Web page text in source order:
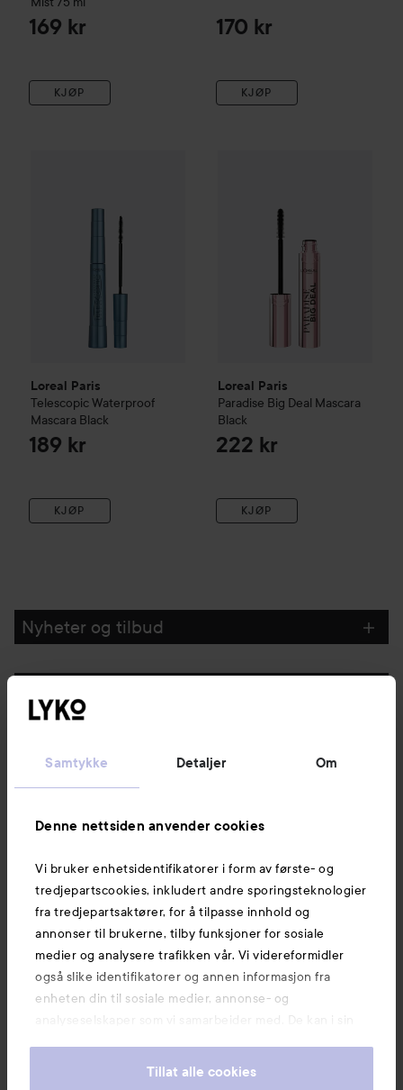
Samtykke Detaljer Om
Denne nettsiden anvender cookies
Vi bruker enhetsidentifikatorer i form av første- og
tredjepartscookies, inkludert andre sporingsteknologier
fra tredjepartsaktører, for å tilpasse innhold og
annonser til brukerne, tilby funksjoner for sosiale
medier og analysere trafikken vår. Vi videreformidler
også slike identifikatorer og annen informasjon fra
enheten din til sosiale medier, annonse- og
analyseselskaper som vi samarbeider med. De kan i sin
informasjon som du har oppgitt eller som de har samlet
Tillat alle cookies
169 kr
KJØP
170 kr
KJØP
Loreal Paris
Telescopic Waterproof
Mascara Black
189 kr
KJØP
Loreal Paris
Paradise Big Deal Mascara
Black
222 kr
KJØP
Nyheter og tilbud
Kundeservice
Informasjon
Også av interesse